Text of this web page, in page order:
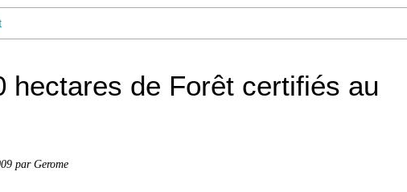
hectares de Forêt certifiés au
par Gerome